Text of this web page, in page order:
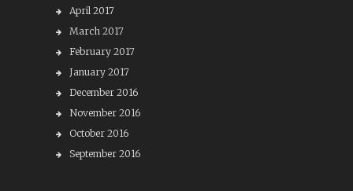
April 2017
March 2017
February 2017
January 2017
December 2016
November 2016
October 2016
September 2016